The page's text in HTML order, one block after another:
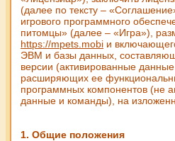
(далее по тексту –
игрового программного
питомцы» (далее – «Игра»),
https://mpets.mobi и
ЭВМ и базы данных,
версии (активированные
расширяющих ее
программных компонентов (не
данные и команды), на
1. Общие положения